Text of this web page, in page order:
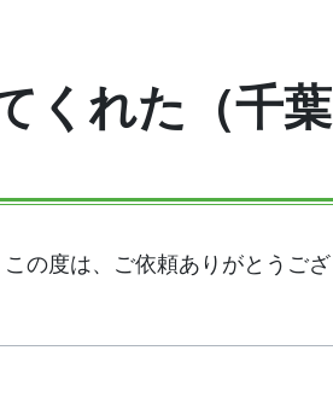
くれた（千葉
の度は、ご依頼ありがとうござ